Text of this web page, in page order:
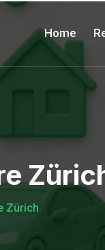
Home
Zürich